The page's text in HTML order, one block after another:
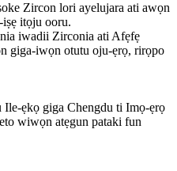
Zircon lori ayelujara ati awọn
iṣẹ itọju ooru.
iwadii Zirconia ati Afẹfẹ
giga-iwọn otutu oju-ẹrọ, rirọpo
ẹkọ giga Chengdu ti Imọ-ẹrọ
wiwọn atẹgun pataki fun